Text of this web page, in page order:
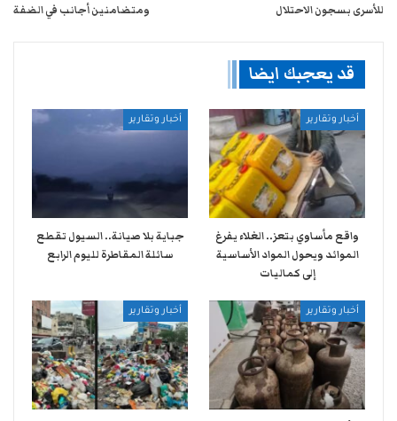
للأسرى بسجون الاحتلال
ومتضامنين أجانب في الضفة
قد يعجبك ايضا
أخبار وتقارير
واقع مأساوي بتعز.. الغلاء يفرغ
الموائد ويحول المواد الأساسية
إلى كماليات
أخبار وتقارير
جباية بلا صيانة.. السيول تقطع
سائلة المقاطرة لليوم الرابع
أخبار وتقارير أخبار وتقارير